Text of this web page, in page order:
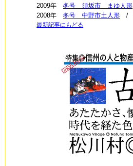
2009年 冬号 須坂市 まゆ人形
2008年 冬号 中野市土人形 /
最新記事にもどる